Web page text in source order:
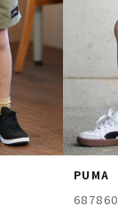
PUMA
687860